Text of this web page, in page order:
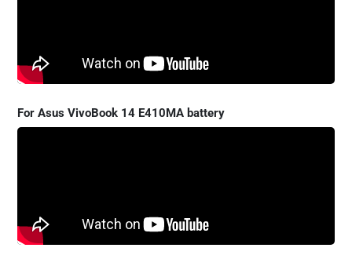
For Asus VivoBook 14 E410MA battery